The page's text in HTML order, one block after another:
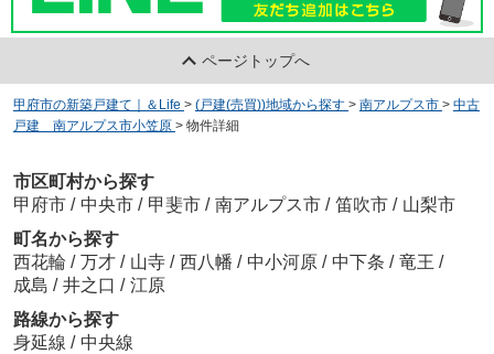
ページトップへ
甲府市の新築戸建て｜＆Life > (戸建(売買))地域から探す > 南アルプス市 > 中古
戸建 南アルプス市小笠原 > 物件詳細
市区町村から探す
甲府市 / 中央市 / 甲斐市 / 南アルプス市 / 笛吹市 / 山梨市
町名から探す
西花輪 / 万才 / 山寺 / 西八幡 / 中小河原 / 中下条 / 竜王 /
成島 / 井之口 / 江原
路線から探す
身延線 / 中央線